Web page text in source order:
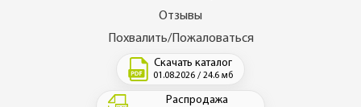
Отзывы
Похвалить/Пожаловаться
Скачать каталог
01.08.2026 / 24.6 мб
Распродажа